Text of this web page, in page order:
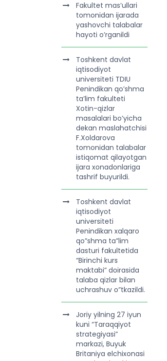
Fakultet mas’ullari
tomonidan ijarada
yashovchi talabalar
hayoti o’rganildi
Toshkent davlat
iqtisodiyot
universiteti TDIU
Penindikan qo’shma
ta’lim fakulteti
Xotin-qizlar
masalalari bo’yicha
dekan maslahatchisi
F.Xoldarova
tomonidan talabalar
istiqomat qilayotgan
ijara xonadonlariga
tashrif buyurildi.
Toshkent davlat
iqtisodiyot
universiteti
Penindikan xalqaro
qo”shma ta”lim
dasturi fakultetida
“Birinchi kurs
maktabi” doirasida
talaba qizlar bilan
uchrashuv o”tkazildi.
Joriy yilning 27 iyun
kuni “Taraqqiyot
strategiyasi”
markazi, Buyuk
Britaniya elchixonasi